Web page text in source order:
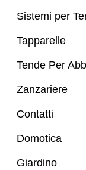
Sistemi per
Tapparelle
Tende Per
Zanzariere
Contatti
Domotica
Giardino